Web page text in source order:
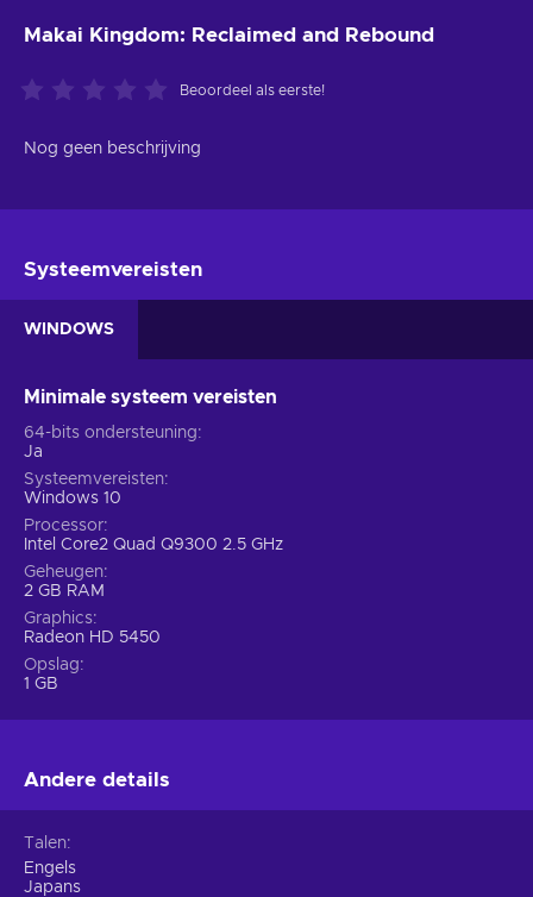
Makai Kingdom: Reclaimed and Rebound
Beoordeel als eerste!
Nog geen beschrijving
Systeemvereisten
WINDOWS
Minimale systeem vereisten
64-bits ondersteuning
Ja
Systeemvereisten
Windows 10
Processor
Intel Core2 Quad Q9300 2.5 GHz
Geheugen
2 GB RAM
Graphics
Radeon HD 5450
Opslag
1 GB
Andere details
Talen
Engels
Japans